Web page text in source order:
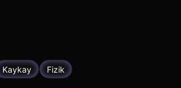
Kaykay Fizik